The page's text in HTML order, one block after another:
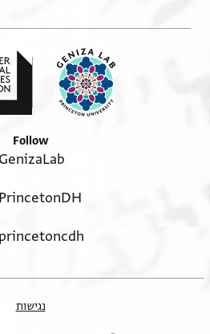
Follow
GenizaLab
PrincetonDH
princetoncdh
נגישות